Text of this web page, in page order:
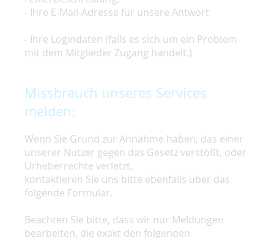
- Ihre E-Mail-Adresse für unsere Antwort
- Ihre Logindaten (falls es sich um ein Problem
mit dem Mitglieder Zugang handelt.)
Missbrauch unseres Services
melden:
Wenn Sie Grund zur Annahme haben, das einer
unserer Nutzer gegen das Gesetz verstößt, oder
Urheberrechte verletzt,
kontaktieren Sie uns bitte ebenfalls über das
folgende Formular.
Beachten Sie bitte, dass wir nur Meldungen
bearbeiten, die exakt den folgenden